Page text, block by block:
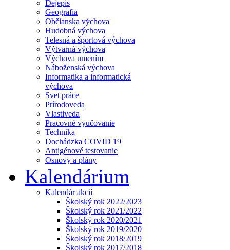
Dejepis
Geografia
Občianska výchova
Hudobná výchova
Telesná a športová výchova
Výtvarná výchova
Výchova umením
Náboženská výchova
Informatika a informatická
výchova
Svet práce
Prírodoveda
Vlastiveda
Pracovné vyučovanie
Technika
Dochádzka COVID 19
Antigénové testovanie
Osnovy a plány
Kalendárium
Kalendár akcií
Školský rok 2022/2023
Školský rok 2021/2022
Školský rok 2020/2021
Školský rok 2019/2020
Školský rok 2018/2019
Školský rok 2017/2018